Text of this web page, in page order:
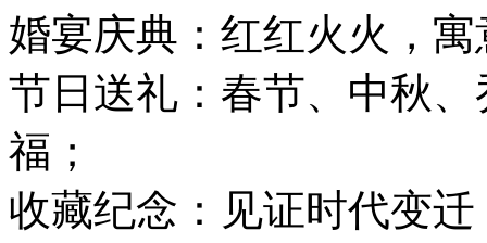
婚宴庆典：红红火火，
节日送礼：春节、中秋
福；
收藏纪念：见证时代变